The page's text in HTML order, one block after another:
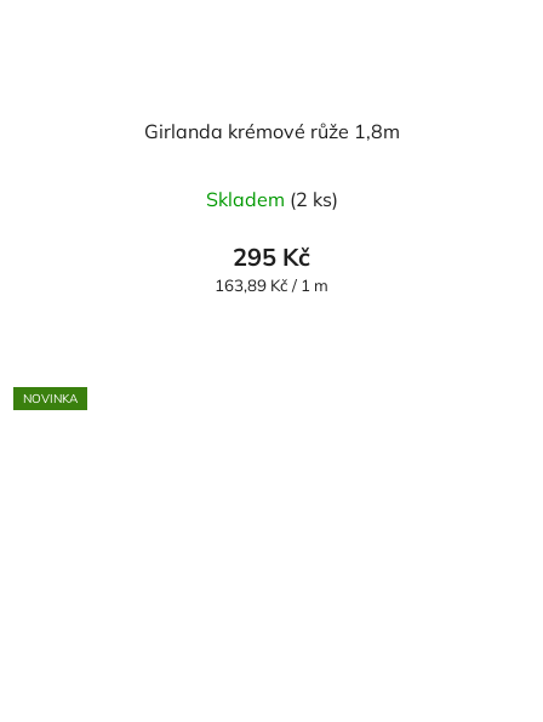
Girlanda krémové růže 1,8m
Skladem (2 ks)
295 Kč
Měrná
163,89 Kč / 1 m
NOVINKA